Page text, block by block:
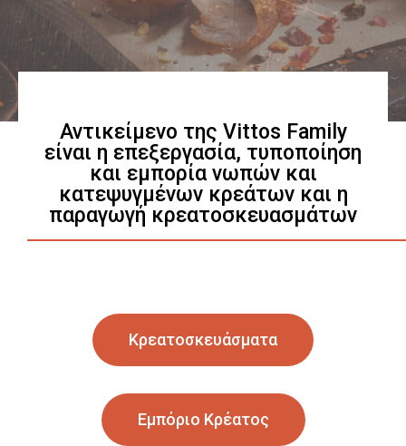
Αντικείμενο της Vittos Family
είναι η επεξεργασία, τυποποίηση
και εμπορία νωπών και
κατεψυγμένων κρεάτων και η
παραγωγή κρεατοσκευασμάτων
Κρεατοσκευάσματα
Εμπόριο Κρέατος